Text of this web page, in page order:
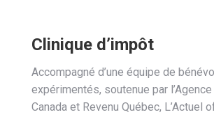
Clinique d’impôt
Accompagné d’une équipe de
expérimentés, soutenue par
Canada et Revenu Québec, L’Actuel